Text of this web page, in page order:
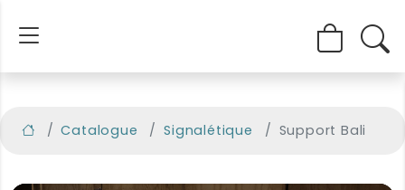
Catalogue Signalétique Support Bali